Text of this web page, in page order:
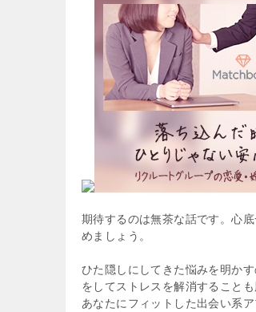
期待するのは無茶な話です。心
めましょう。
ひた隠しにしてきた悩みを明か
をしてストレスを解消することも
あなたにフィットした出会い系